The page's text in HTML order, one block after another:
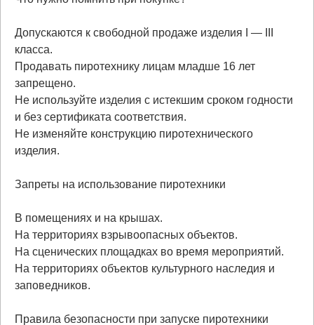
Допускаются к свободной продаже изделия I — III
класса.
Продавать пиротехнику лицам младше 16 лет
запрещено.
Не используйте изделия с истекшим сроком годности
и без сертификата соответствия.
Не изменяйте конструкцию пиротехнического
изделия.
Запреты на использование пиротехники
В помещениях и на крышах.
На территориях взрывоопасных объектов.
На сценических площадках во время мероприятий.
На территориях объектов культурного наследия и
заповедников.
Правила безопасности при запуске пиротехники